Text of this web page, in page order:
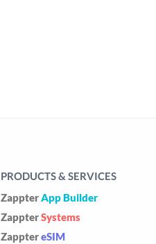
PRODUCTS & SERVICES
ZappterApp Builder
ZappterSystems
ZapptereSIM